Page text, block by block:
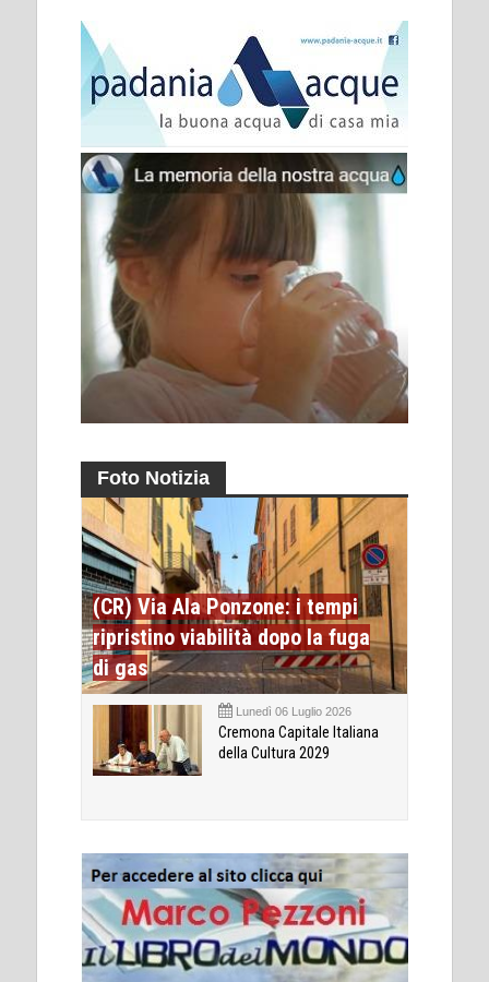
Foto Notizia
(CR) Via Ala Ponzone: i tempi
ripristino viabilità dopo la fuga
di gas
Lunedì 06 Luglio 2026
Cremona Capitale Italiana
della Cultura 2029